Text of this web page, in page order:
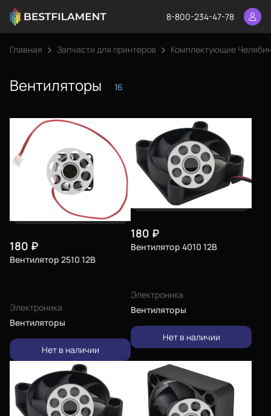
8-800-234-47-78
Главная Запчасти для принтеров Комплектующие
Вентиляторы 16
180 ₽
Вентилятор 2510 12В
Электроника
Вентиляторы
Нет в наличии
180 ₽
Вентилятор 4010 12В
Электроника
Вентиляторы
Нет в наличии